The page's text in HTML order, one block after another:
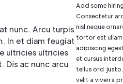
nunc. Arcu turpis
In et diam feugiat
ultricies ultricies
Dis ac nunc arcu
Add some
Consectetur
nisl neque
tortor est
adipiscing
et cursus
tellus orci
velit a viverra